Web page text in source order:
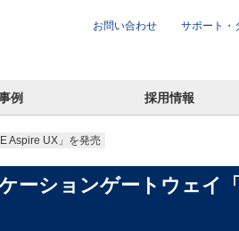
お問い合わせ サポート・
例 採用情報
Aspire UX」を発売
ーションゲートウェイ